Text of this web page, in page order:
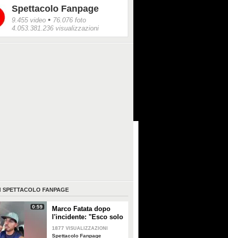
Spettacolo Fanpage
9.455 video • 76.076 foto
4.053.381.236 visualizzazioni
SPETTACOLO FANPAGE
0:59
Marco Fatata dopo
l'incidente: "Esco solo
di sera, i primi tempi
non riuscivo a
1877 VISUALIZZAZIONI
Spettacolo Fanpage